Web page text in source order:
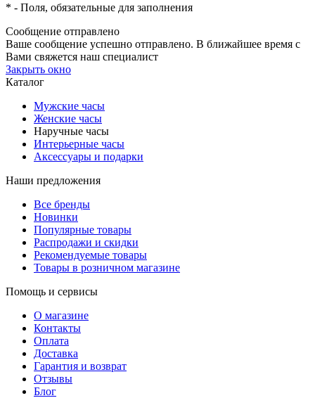
* - Поля, обязательные для заполнения
Сообщение отправлено
Ваше сообщение успешно отправлено. В ближайшее время с
Вами свяжется наш специалист
Закрыть окно
Каталог
Мужские часы
Женские часы
Наручные часы
Интерьерные часы
Аксессуары и подарки
Наши предложения
Все бренды
Новинки
Популярные товары
Распродажи и скидки
Рекомендуемые товары
Товары в розничном магазине
Помощь и сервисы
О магазине
Контакты
Оплата
Доставка
Гарантия и возврат
Отзывы
Блог